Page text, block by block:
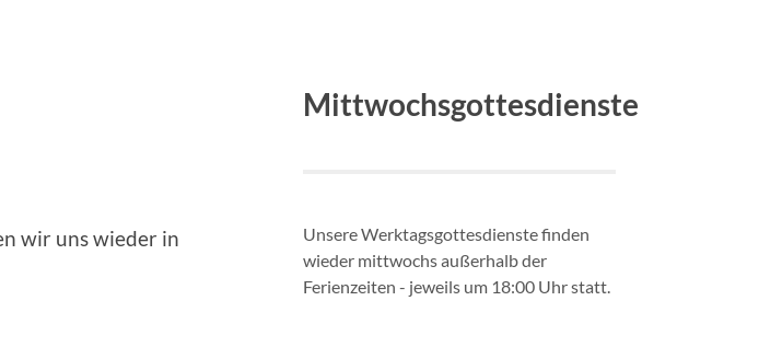
wir uns wieder in
Mittwochsgottesdienste
Unsere Werktagsgottesdienste finden
wieder mittwochs außerhalb der
Ferienzeiten - jeweils um 18:00 Uhr statt.